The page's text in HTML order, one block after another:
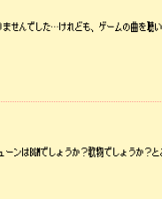
せんでした…けれども、ゲームの曲を聴
ンはBGMでしょうか？歌物でしょうか？